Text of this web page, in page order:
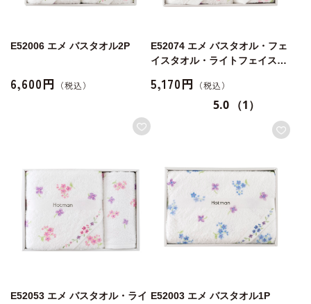
E52006 エメ バスタオル2P
6,600円
E52074 エメ バスタオル・フェ
イスタオル・ライトフェイスタ
5,170円
5.0 （1）
E52053 エメ バスタオル・ライ E52003 エメ バスタオル1P